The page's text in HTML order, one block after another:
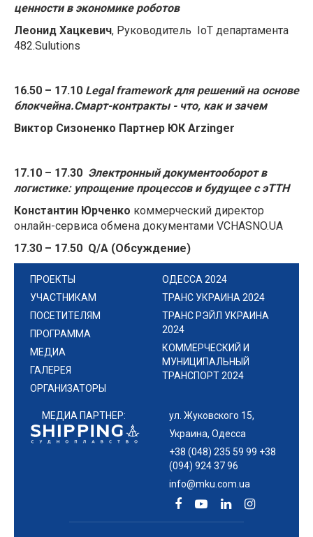
ценности в экономике роботов
Леонид Хацкевич, Руководитель IoT департамента
482.Sulutions
16.50 – 17.10 Legal framework для решений на основе
блокчейна.Смарт-контракты - что, как и зачем
Виктор Сизоненко Партнер ЮК Arzinger
17.10 – 17.30 Электронный документооборот в
логистике: упрощение процессов и будущее с эТТН
Константин Юрченко коммерческий директор
онлайн-сервиса обмена документами VCHASNO.UA
17.30 – 17.50 Q/A (Обсуждение)
ПРОЕКТЫ
УЧАСТНИКАМ
ПОСЕТИТЕЛЯМ
ПРОГРАММА
МЕДИА
ГАЛЕРЕЯ
ОРГАНИЗАТОРЫ
ОДЕССА 2024
ТРАНС УКРАИНА 2024
ТРАНС РЭЙЛ УКРАИНА
2024
КОММЕРЧЕСКИЙ И
МУНИЦИПАЛЬНЫЙ
ТРАНСПОРТ 2024
МЕДИА ПАРТНЕР:
ул. Жуковского 15,
Украина, Одесса
+38 (048) 235 59 99 +38
(094) 924 37 96
info@mku.com.ua